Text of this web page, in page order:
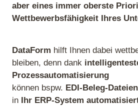
aber eines immer oberste
Wettbewerbsfähigkeit Ihres
DataForm hilft Ihnen dabei
bleiben, denn dank
Prozessautomatisierung
können bspw. EDI-Beleg-
in Ihr ERP-System